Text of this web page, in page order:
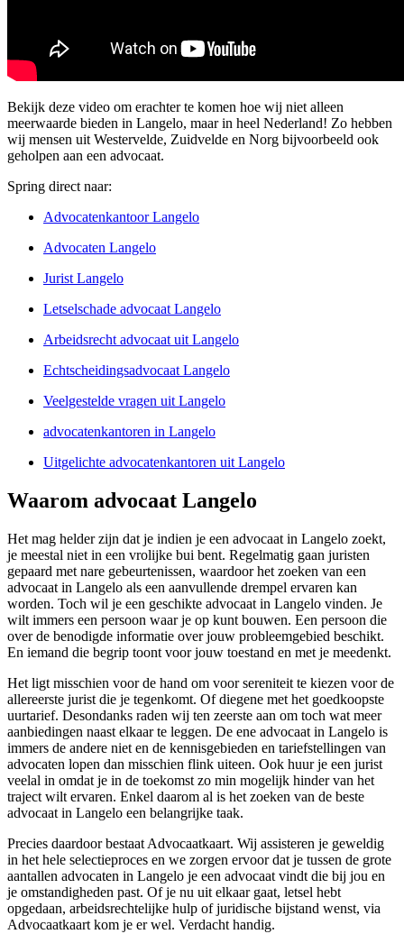
Bekijk deze video om erachter te komen hoe wij niet alleen
meerwaarde bieden in Langelo, maar in heel Nederland! Zo hebben
wij mensen uit Westervelde, Zuidvelde en Norg bijvoorbeeld ook
geholpen aan een advocaat.
Spring direct naar:
Advocatenkantoor Langelo
Advocaten Langelo
Jurist Langelo
Letselschade advocaat Langelo
Arbeidsrecht advocaat uit Langelo
Echtscheidingsadvocaat Langelo
Veelgestelde vragen uit Langelo
advocatenkantoren in Langelo
Uitgelichte advocatenkantoren uit Langelo
Waarom advocaat Langelo
Het mag helder zijn dat je indien je een advocaat in Langelo zoekt,
je meestal niet in een vrolijke bui bent. Regelmatig gaan juristen
gepaard met nare gebeurtenissen, waardoor het zoeken van een
advocaat in Langelo als een aanvullende drempel ervaren kan
worden. Toch wil je een geschikte advocaat in Langelo vinden. Je
wilt immers een persoon waar je op kunt bouwen. Een persoon die
over de benodigde informatie over jouw probleemgebied beschikt.
En iemand die begrip toont voor jouw toestand en met je meedenkt.
Het ligt misschien voor de hand om voor sereniteit te kiezen voor de
allereerste jurist die je tegenkomt. Of diegene met het goedkoopste
uurtarief. Desondanks raden wij ten zeerste aan om toch wat meer
aanbiedingen naast elkaar te leggen. De ene advocaat in Langelo is
immers de andere niet en de kennisgebieden en tariefstellingen van
advocaten lopen dan misschien flink uiteen. Ook huur je een jurist
veelal in omdat je in de toekomst zo min mogelijk hinder van het
traject wilt ervaren. Enkel daarom al is het zoeken van de beste
advocaat in Langelo een belangrijke taak.
Precies daardoor bestaat Advocaatkaart. Wij assisteren je geweldig
in het hele selectieproces en we zorgen ervoor dat je tussen de grote
aantallen advocaten in Langelo je een advocaat vindt die bij jou en
je omstandigheden past. Of je nu uit elkaar gaat, letsel hebt
opgedaan, arbeidsrechtelijke hulp of juridische bijstand wenst, via
Advocaatkaart kom je er wel. Verdacht handig.